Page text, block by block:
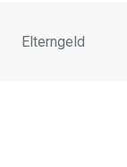
Elterngeld